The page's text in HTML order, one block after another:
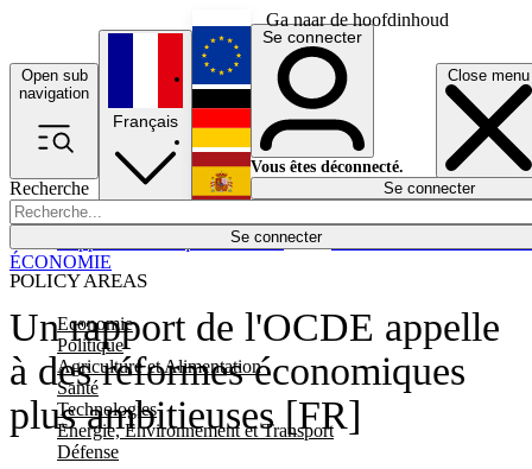
Ga naar de hoofdinhoud
Open sub
navigation
Close menu
Recherche
Se connecter
POLICY AREAS
Economie
Politique
Agriculture et Alimentation
Santé
Technologies
Energie, Environnement et Transport
Défense
Économie
Français
English
Deutsch
Español
Se connecter
Vous êtes déconnecté.
Se connecter
Un rapport de l'OCDE appelle
à des réformes économiques
plus ambitieuses [FR]
ÉCONOMIE